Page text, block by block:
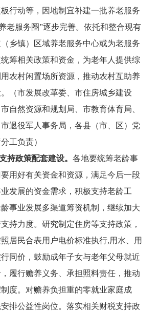
行动等，因地制宜补建一批养老服务
老服务圈”逐步完善。依托和整合现有
乡镇）区域养老服务中心或为老服务
筹相关政策和资金，为老年人提供综
农村闲置场所资源，推动农村互助养
（市发展改革委、 市住房城乡建设
市自然资源和规划 局 市教育体育局
市退役军人事务局 ，各县（市、区）党
工负责）
持政策配套建设。 各地要统筹老龄事
用好有关资金和资源，满足今后一段
发展的资金需求，积极支持老龄工
事业发展多渠道筹资机制，继续加大
持力度。研究制定住房等支持政策，
居民合表用户电价标准执行,用水、用
同价，鼓励成年子女与老年父母就近
履行赡养义务、承担照料责任，推动
度。对赡养负担重的零就业家庭成
排公益性岗位。落实相关财税支持政